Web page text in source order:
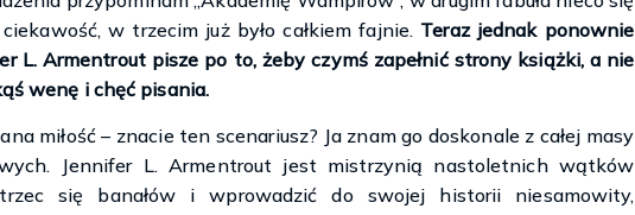
w trzecim już było całkiem fajnie. Teraz jednak ponownie
L. Armentrout pisze po to, żeby czymś zapełnić strony książki, a nie
wenę i chęć pisania.
miłość – znacie ten scenariusz? Ja znam go doskonale z całej masy
Jennifer L. Armentrout jest mistrzynią nastoletnich wątków
się banałów i wprowadzić do swojej historii niesamowity,